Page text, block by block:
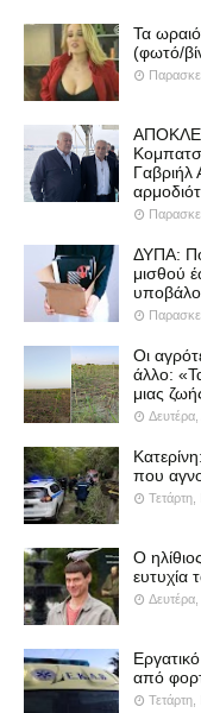
Τα
(φωτό/
Γαβριήλ
ΔΥΠΑ:
μισθού
Οι
άλλο:
μιας
που
Τετάρτη,
Ο
ευτυχία
από
Τετάρτη,